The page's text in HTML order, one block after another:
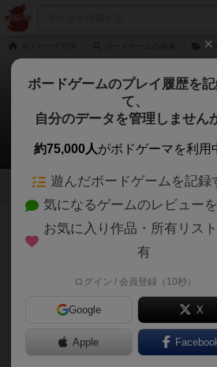
ブ
ブルゴーニュ（20周年版
ラス
アッキーノさんのレビ
12 1 15
291名 3名 0 約1年前
ボードゲームのプレイ履歴を記
て、
自分のデータを管理しません
約75,000人がボドゲーマを利用
遊んだボードゲームを記録
気になるゲームのレビュー
お気に入り作品・所有リス
有
ログイン / 会員登録（10秒）
Google X
Apple